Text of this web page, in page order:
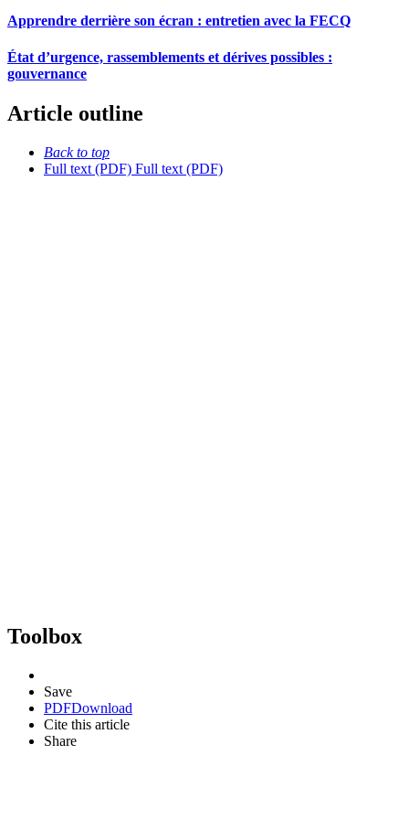
Apprendre derrière son écran : entretien avec la FECQ
État d’urgence, rassemblements et dérives possibles :
gouvernance
Article outline
Back to top
Full text (PDF) Full text (PDF)
Toolbox
Save
PDFDownload
Cite this article
Share